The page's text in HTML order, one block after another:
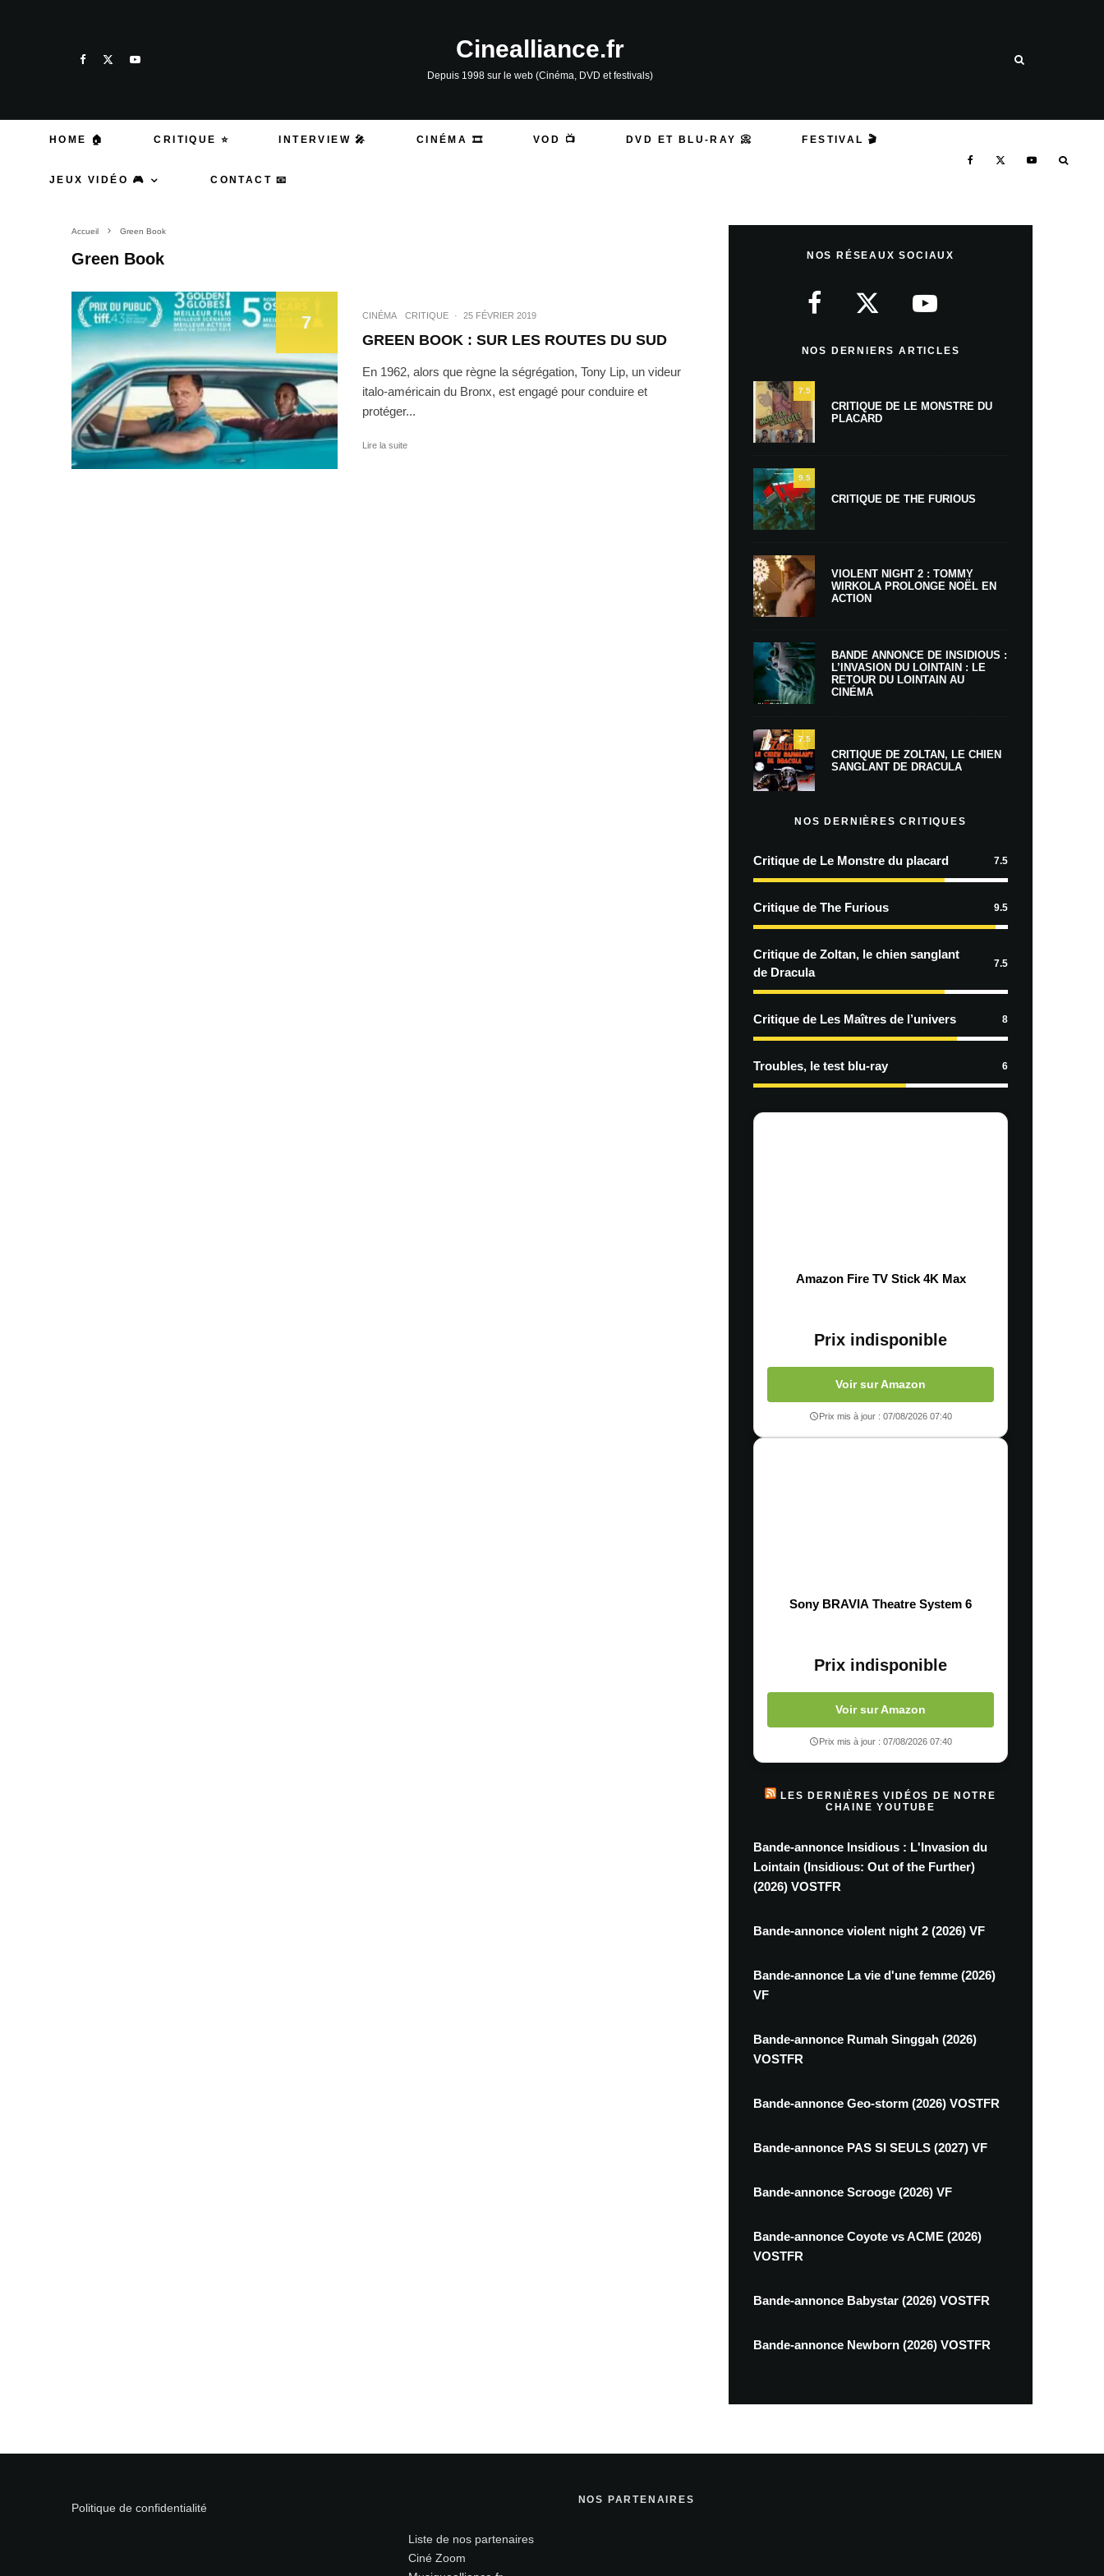
Cinealliance.fr
Depuis 1998 sur le web (Cinéma, DVD et festivals)
HOME 🏠 CRITIQUE ⭐ INTERVIEW 🎤 CINÉMA 🎞️ VOD 📺 DVD ET BLU-RAY 📀 FESTIVAL 🎬
JEUX VIDÉO 🎮 CONTACT 📧
Accueil Green Book
Green Book
7 CINÉMA CRITIQUE · 25 FÉVRIER 2019
GREEN BOOK : SUR LES ROUTES DU SUD
En 1962, alors que règne la ségrégation, Tony Lip, un videur
italo-américain du Bronx, est engagé pour conduire et
protéger...
Lire la suite
NOS RÉSEAUX SOCIAUX
NOS DERNIERS ARTICLES
7.5
CRITIQUE DE LE MONSTRE DU
PLACARD
9.5
CRITIQUE DE THE FURIOUS
VIOLENT NIGHT 2 : TOMMY
WIRKOLA PROLONGE NOËL EN
ACTION
BANDE ANNONCE DE INSIDIOUS :
L’INVASION DU LOINTAIN : LE
RETOUR DU LOINTAIN AU
CINÉMA
7.5
CRITIQUE DE ZOLTAN, LE CHIEN
SANGLANT DE DRACULA
NOS DERNIÈRES CRITIQUES
Critique de Le Monstre du placard 7.5
Critique de The Furious 9.5
Critique de Zoltan, le chien sanglant
de Dracula
7.5
Critique de Les Maîtres de l’univers 8
Troubles, le test blu-ray 6
Amazon Fire TV Stick 4K Max
Prix indisponible
Voir sur Amazon
Prix mis à jour : 07/08/2026 07:40
Sony BRAVIA Theatre System 6
Prix indisponible
Voir sur Amazon
Prix mis à jour : 07/08/2026 07:40
LES DERNIÈRES VIDÉOS DE NOTRE
CHAINE YOUTUBE
Bande-annonce Insidious : L'Invasion du
Lointain (Insidious: Out of the Further)
(2026) VOSTFR
Bande-annonce violent night 2 (2026) VF
Bande-annonce La vie d'une femme (2026)
VF
Bande-annonce Rumah Singgah (2026)
VOSTFR
Bande-annonce Geo-storm (2026) VOSTFR
Bande-annonce PAS SI SEULS (2027) VF
Bande-annonce Scrooge (2026) VF
Bande-annonce Coyote vs ACME (2026)
VOSTFR
Bande-annonce Babystar (2026) VOSTFR
Bande-annonce Newborn (2026) VOSTFR
Politique de confidentialité
NOS PARTENAIRES
Liste de nos partenaires
Ciné Zoom